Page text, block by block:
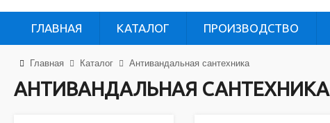
ГЛАВНАЯ КАТАЛОГ ПРОИЗВОДСТВО
Главная Каталог Антивандальная сантехника
АНТИВАНДАЛЬНАЯ САНТЕХНИКА